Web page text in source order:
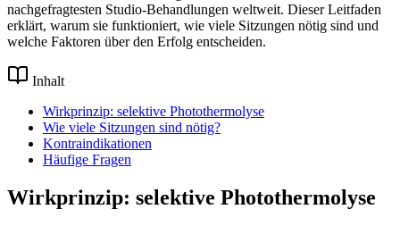
nachgefragtesten Studio-Behandlungen weltweit. Dieser Leitfaden
erklärt, warum sie funktioniert, wie viele Sitzungen nötig sind und
welche Faktoren über den Erfolg entscheiden.
Inhalt
Wirkprinzip: selektive Photothermolyse
Wie viele Sitzungen sind nötig?
Kontraindikationen
Häufige Fragen
Wirkprinzip: selektive Photothermolyse